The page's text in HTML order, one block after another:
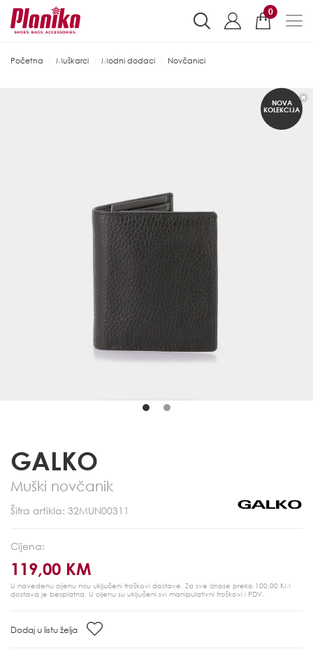
0
Početna Muškarci Modni dodaci Novčanici
NOVA
KOLEKCIJA
GALKO
Muški novčanik
Šifra artikla: 32MUN00311
Cijena:
119,00 KM
U navedenu cijenu nisu uključeni troškovi dostave. Za sve iznose preko 100,00 KM
dostava je besplatna. U cijenu su uključeni svi manipulativni troškovi i PDV.
Dodaj u listu želja